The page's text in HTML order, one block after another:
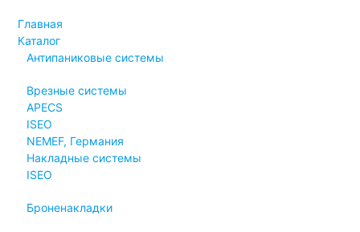
Главная
Каталог
Антипаниковые системы
Врезные системы
APECS
ISEO
NEMEF, Германия
Накладные системы
ISEO
Броненакладки